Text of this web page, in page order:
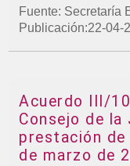
Fuente: Secretaría
Publicación:22-04-
Acuerdo III/
Consejo de
prestación
de marzo de